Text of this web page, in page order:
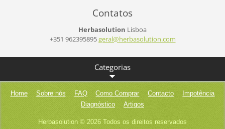
Contatos
Herbasolution Lisboa
+351 962395895geral@herbasolution.com
Categorias
Home Sobre nós FAQ Como Comprar Contacto
Impotência
Diagnóstico
Artigos
Herbasolution © 2026 Todos os direitos reservados